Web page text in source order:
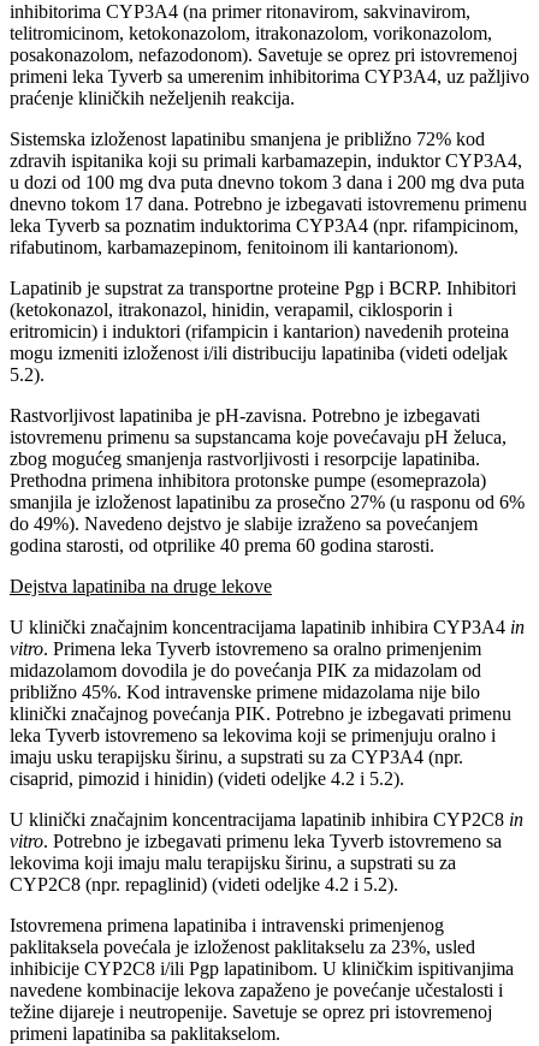
inhibitorima CYP3A4 (na primer ritonavirom, sakvinavirom,
telitromicinom, ketokonazolom, itrakonazolom, vorikonazolom,
posakonazolom, nefazodonom). Savetuje se oprez pri istovremenoj
primeni leka Tyverb sa umerenim inhibitorima CYP3A4, uz pažljivo
praćenje kliničkih neželjenih reakcija.
Sistemska izloženost lapatinibu smanjena je približno 72% kod
zdravih ispitanika koji su primali karbamazepin, induktor CYP3A4,
u dozi od 100 mg dva puta dnevno tokom 3 dana i 200 mg dva puta
dnevno tokom 17 dana. Potrebno je izbegavati istovremenu primenu
leka Tyverb sa poznatim induktorima CYP3A4 (npr. rifampicinom,
rifabutinom, karbamazepinom, fenitoinom ili kantarionom).
Lapatinib je supstrat za transportne proteine Pgp i BCRP. Inhibitori
(ketokonazol, itrakonazol, hinidin, verapamil, ciklosporin i
eritromicin) i induktori (rifampicin i kantarion) navedenih proteina
mogu izmeniti izloženost i/ili distribuciju lapatiniba (videti odeljak
5.2).
Rastvorljivost lapatiniba je pH-zavisna. Potrebno je izbegavati
istovremenu primenu sa supstancama koje povećavaju pH želuca,
zbog mogućeg smanjenja rastvorljivosti i resorpcije lapatiniba.
Prethodna primena inhibitora protonske pumpe (esomeprazola)
smanjila je izloženost lapatinibu za prosečno 27% (u rasponu od 6%
do 49%). Navedeno dejstvo je slabije izraženo sa povećanjem
godina starosti, od otprilike 40 prema 60 godina starosti.
Dejstva lapatiniba na druge lekove
U klinički značajnim koncentracijama lapatinib inhibira CYP3A4 in
vitro. Primena leka Tyverb istovremeno sa oralno primenjenim
midazolamom dovodila je do povećanja PIK za midazolam od
približno 45%. Kod intravenske primene midazolama nije bilo
klinički značajnog povećanja PIK. Potrebno je izbegavati primenu
leka Tyverb istovremeno sa lekovima koji se primenjuju oralno i
imaju usku terapijsku širinu, a supstrati su za CYP3A4 (npr.
cisaprid, pimozid i hinidin) (videti odeljke 4.2 i 5.2).
U klinički značajnim koncentracijama lapatinib inhibira CYP2C8 in
vitro. Potrebno je izbegavati primenu leka Tyverb istovremeno sa
lekovima koji imaju malu terapijsku širinu, a supstrati su za
CYP2C8 (npr. repaglinid) (videti odeljke 4.2 i 5.2).
Istovremena primena lapatiniba i intravenski primenjenog
paklitaksela povećala je izloženost paklitakselu za 23%, usled
inhibicije CYP2C8 i/ili Pgp lapatinibom. U kliničkim ispitivanjima
navedene kombinacije lekova zapaženo je povećanje učestalosti i
težine dijareje i neutropenije. Savetuje se oprez pri istovremenoj
primeni lapatiniba sa paklitakselom.